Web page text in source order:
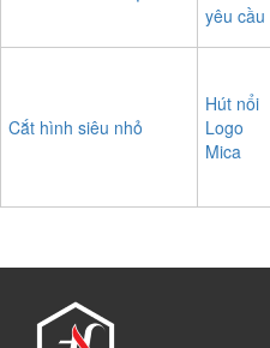
yêu cầu
Cắt hình siêu nhỏ
Hút nổi
Logo
Mica